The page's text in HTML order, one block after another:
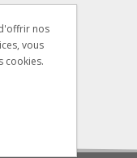
nos
vous
cookies.